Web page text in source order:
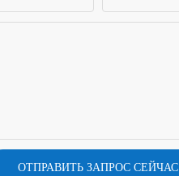
ОТПРАВИТЬ ЗАПРОС СЕЙЧАС